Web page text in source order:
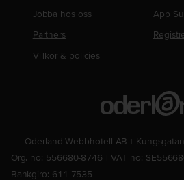
Jobba hos oss
Partners
Villkor & policies
App
Oderland Webbhotell AB
Org. no: 556680-8746
VAT no:
Bankgiro: 611-7535